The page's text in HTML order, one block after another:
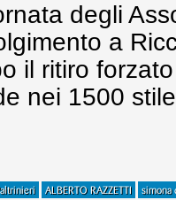
degli
a
il ritiro
nei 1500
ALBERTO RAZZETTI simona